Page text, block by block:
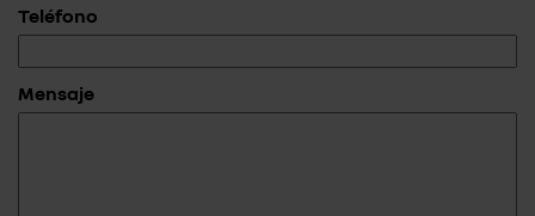
Teléfono
Mensaje